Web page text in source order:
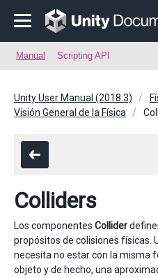
Manual Scripting API
Unity User Manual (2018.3)
Visión General de la Física
Colliders
Los componentes Collider
propósitos de colisiones físicas.
necesita no estar con la misma
objeto y de hecho, una